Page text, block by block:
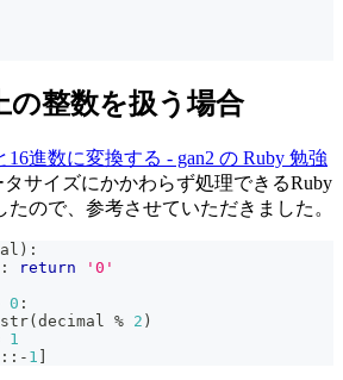
の整数を扱う場合
16進数に変換する - gan2 の Ruby 勉強
サイズにかかわらず処理できるRuby
ので、参考させていただきました。
) :
: return
'0'
0 :
str( decimal % 2 )
1
: : - 1